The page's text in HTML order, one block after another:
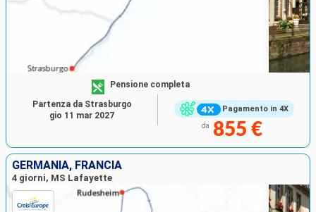
Pagamento in 4X
Pensione completa
da 855 €
Partenza da Strasburgo
gio 11 mar 2027
GERMANIA, FRANCIA
4 giorni, MS Lafayette